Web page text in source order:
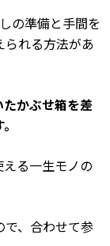
の準備と手間を
れる方法があ
かぶせ箱を差
る一生モノの
、合わせて参